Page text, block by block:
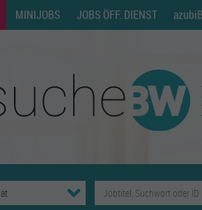
MINIJOBS JOBS ÖFF. DIENST